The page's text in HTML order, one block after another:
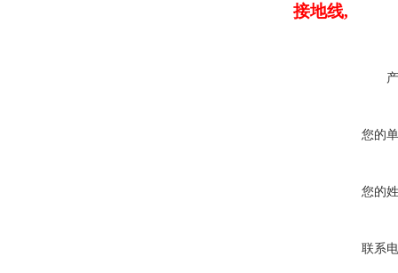
接地线,
您的
您的
联系